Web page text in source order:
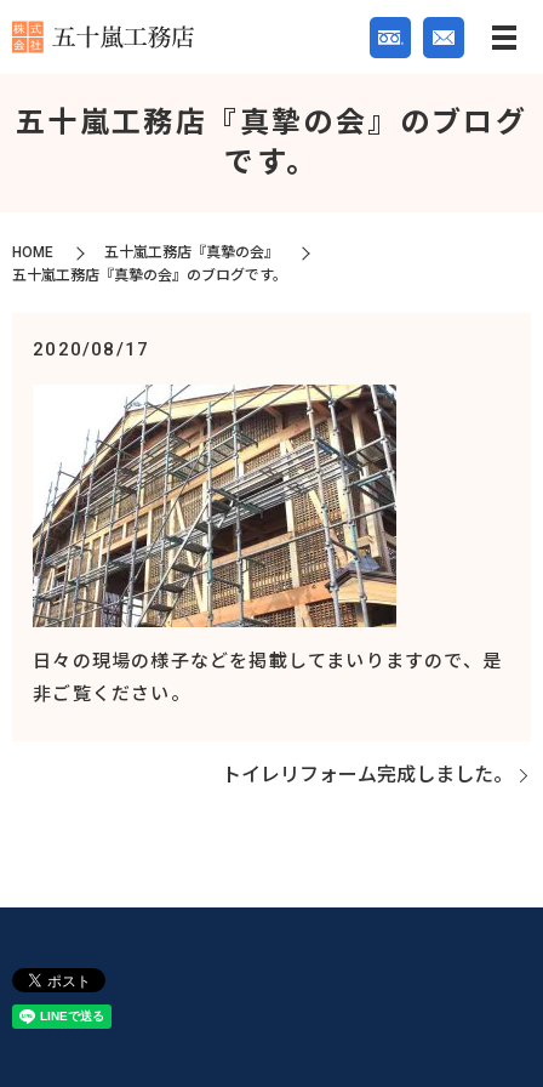
五十嵐工務店『真摯の会』のブログ
です。
HOME
五十嵐工務店『真摯の会』
五十嵐工務店『真摯の会』のブログです。
2020/08/17
日々の現場の様子などを掲載してまいりますので、是
非ご覧ください。
トイレリフォーム完成しました。